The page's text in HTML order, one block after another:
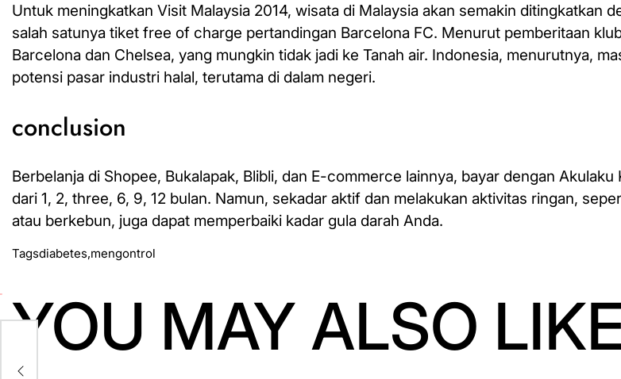
Untuk meningkatkan Visit Malaysia 2014, wisata di Malaysia akan semakin ditingkatkan
salah satunya tiket free of charge pertandingan Barcelona FC. Menurut pemberitaan
Barcelona dan Chelsea, yang mungkin tidak jadi ke Tanah air. Indonesia, menurutnya,
potensi pasar industri halal, terutama di dalam negeri.
conclusion
Berbelanja di Shopee, Bukalapak, Blibli, dan E-commerce lainnya, bayar dengan
dari 1, 2, three, 6, 9, 12 bulan. Namun, sekadar aktif dan melakukan aktivitas ringan,
atau berkebun, juga dapat memperbaiki kadar gula darah Anda.
Tagsdiabetes,mengontrol
YOU MAY ALSO